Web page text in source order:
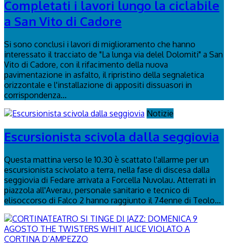
Completati i lavori lungo la ciclabile
a San Vito di Cadore
Si sono conclusi i lavori di miglioramento che hanno
interessato il tracciato de "La lunga via delel Dolomiti" a San
Vito di Cadore, con il rifacimento della nuova
pavimentazione in asfalto, il ripristino della segnaletica
orizzontale e l'installazione di appositi dissuasori in
corrispondenza...
Notizie
Escursionista scivola dalla seggiovia
Questa mattina verso le 10.30 è scattato l'allarme per un
escursionista scivolato a terra, nella fase di discesa dalla
seggiovia di Fedare arrivata a Forcella Nuvolau. Atterrati in
piazzola all'Averau, personale sanitario e tecnico di
elisoccorso di Falco 2 hanno raggiunto il 74enne di Teolo...